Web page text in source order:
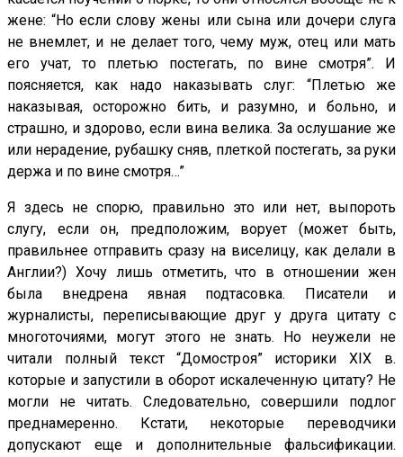
жене: “Но если слову жены или сына или дочери слуга
не внемлет, и не делает того, чему муж, отец или мать
его учат, то плетью постегать, по вине смотря”. И
поясняется, как надо наказывать слуг: “Плетью же
наказывая, осторожно бить, и разумно, и больно, и
страшно, и здорово, если вина велика. За ослушание же
или нерадение, рубашку сняв, плеткой постегать, за руки
держа и по вине смотря…”
Я здесь не спорю, правильно это или нет, выпороть
слугу, если он, предположим, ворует (может быть,
правильнее отправить сразу на виселицу, как делали в
Англии?) Хочу лишь отметить, что в отношении жен
была внедрена явная подтасовка. Писатели и
журналисты, переписывающие друг у друга цитату с
многоточиями, могут этого не знать. Но неужели не
читали полный текст “Домостроя” историки XIX в.
которые и запустили в оборот искалеченную цитату? Не
могли не читать. Следовательно, совершили подлог
преднамеренно. Кстати, некоторые переводчики
допускают еще и дополнительные фальсификации.